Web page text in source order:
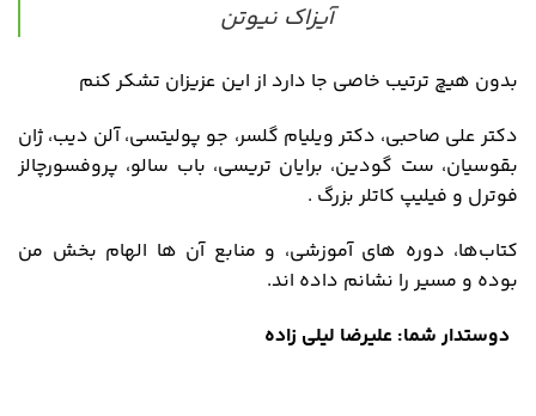
آیزاک نیوتن
بدون هیچ ترتیب خاصی جا دارد از این عزیزان تشکر کنم
دکتر علی صاحبی، دکتر ویلیام گلسر، جو پولیتسی، آلن دیب، ژان
بقوسیان، ست گودین، برایان تریسی، باب سالو، پروفسورچالز
فوترل و فیلیپ کاتلر بزرگ .
کتاب‌ها، دوره های آموزشی، و منابع آن ها الهام بخش من
بوده و مسیر را نشانم داده اند.
دوستدار شما: علیرضا لیلی زاده